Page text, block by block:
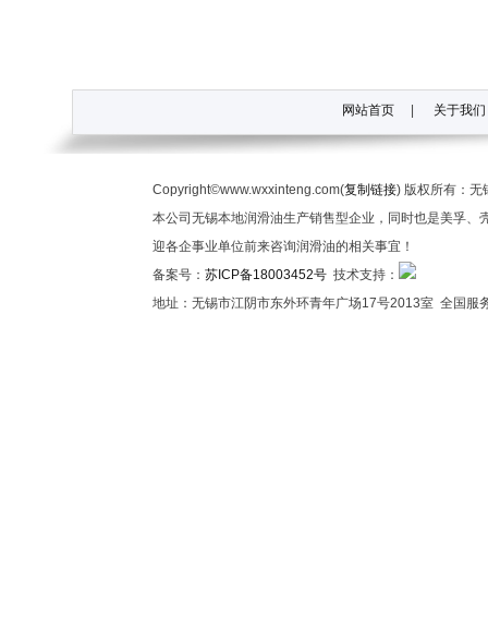
网站首页 关于我们
Copyright©www.wxxinteng.com(复制链接) 版权所有：无
本公司无锡本地润滑油生产销售型企业，同时也是美孚
迎各企事业单位前来咨询润滑油的相关事宜！
备案号： 苏ICP备18003452号 技术支持：
地址：无锡市江阴市东外环青年广场17号2013室 全国